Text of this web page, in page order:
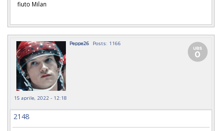
fiuto Milan
Peppe26 Posts: 1166
15 aprile, 2022 - 12:18
2148